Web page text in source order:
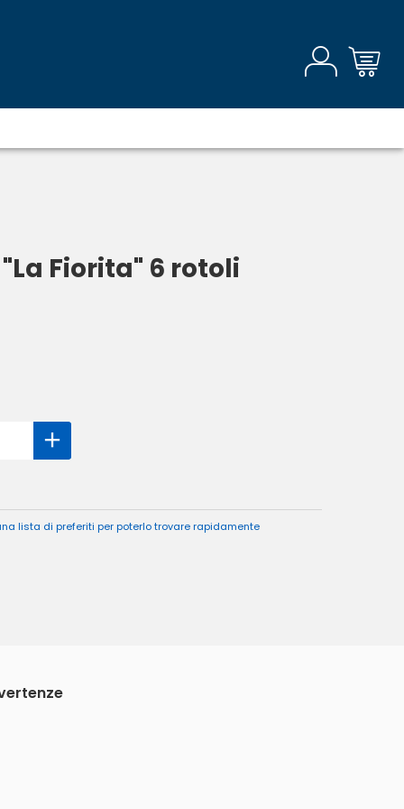
Fiorita" 6 rotoli
lista di preferiti per poterlo trovare rapidamente